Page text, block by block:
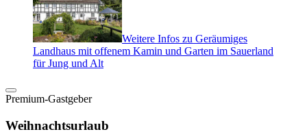
Weitere Infos zu Geräumiges
Landhaus mit offenem Kamin und Garten im Sauerland
für Jung und Alt
Premium-Gastgeber
Weihnachtsurlaub